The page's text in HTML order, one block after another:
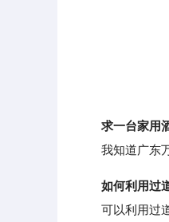
求一台家用
我知道广东万
如何利用过
可以利用过道